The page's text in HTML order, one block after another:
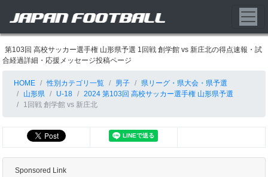
第103回 高校サッカー選手権 山形県予選 1回戦 創学館 vs 新庄北の得点速報・試
合経過詳細・応援メッセージ投稿ページ
HOME 性別カテゴリ一覧 男子
県リーグ・県大会・県予選
山形県
U-18
2024 第103回 高校サッカー選手権 山形県予選
1回戦 創学館 vs 新庄北
Sponsored Link